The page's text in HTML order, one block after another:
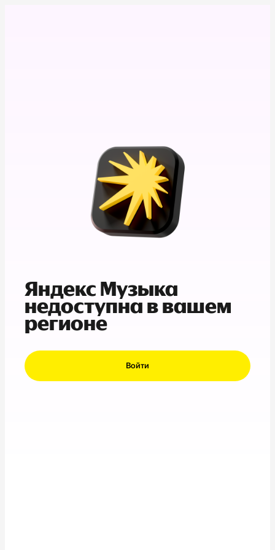
Яндекс Музыка
недоступна в вашем
регионе
Войти